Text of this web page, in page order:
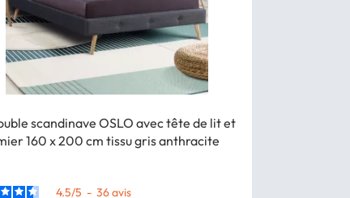
scandinave OSLO avec tête de lit et
160 x 200 cm tissu gris anthracite
4.5/5 - 36avis